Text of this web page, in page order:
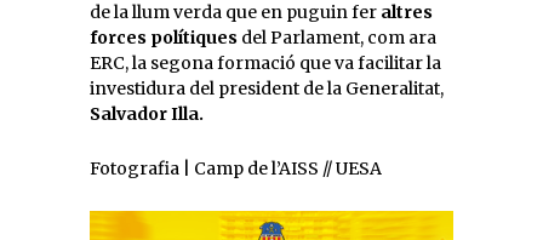
de la llum verda que en puguin fer altres
forces polítiques del Parlament, com ara
ERC, la segona formació que va facilitar la
investidura del president de la Generalitat,
Salvador Illa.
Fotografia | Camp de l’AISS // UESA